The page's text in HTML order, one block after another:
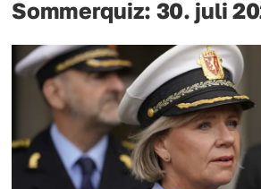
Sommerquiz: 30. juli